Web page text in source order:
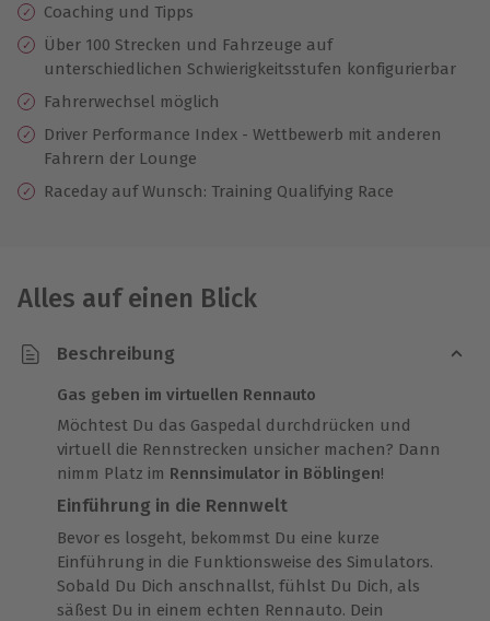
Coaching und Tipps
Über 100 Strecken und Fahrzeuge auf
unterschiedlichen Schwierigkeitsstufen konfigurierbar
Fahrerwechsel möglich
Driver Performance Index - Wettbewerb mit anderen
Fahrern der Lounge
Raceday auf Wunsch: Training Qualifying Race
Alles auf einen Blick
Beschreibung
Gas geben im virtuellen Rennauto
Möchtest Du das Gaspedal durchdrücken und
virtuell die Rennstrecken unsicher machen? Dann
nimm Platz im Rennsimulator in Böblingen!
Einführung in die Rennwelt
Bevor es losgeht, bekommst Du eine kurze
Einführung in die Funktionsweise des Simulators.
Sobald Du Dich anschnallst, fühlst Du Dich, als
säßest Du in einem echten Rennauto. Dein